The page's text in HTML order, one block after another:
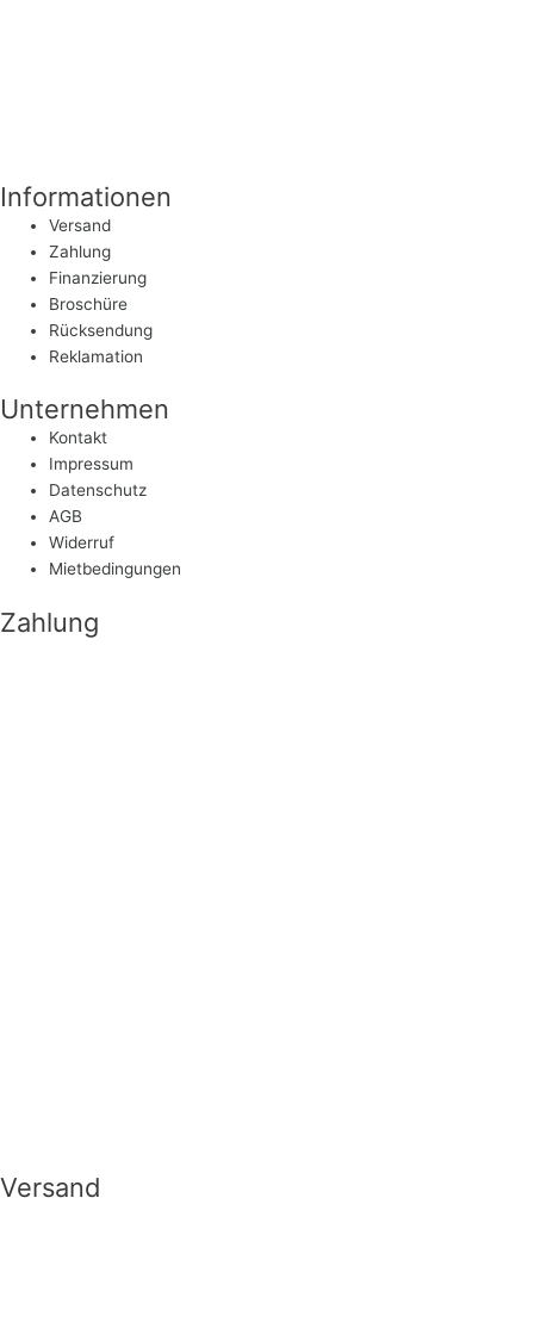
Informationen
Versand
Zahlung
Finanzierung
Broschüre
Rücksendung
Reklamation
Unternehmen
Kontakt
Impressum
Datenschutz
AGB
Widerruf
Mietbedingungen
Zahlung
Versand